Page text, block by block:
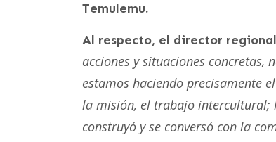
Temulemu.
Al respecto, el director
acciones y situaciones concretas,
estamos haciendo precisamente
la misión, el trabajo intercultural;
construyó y se conversó con la